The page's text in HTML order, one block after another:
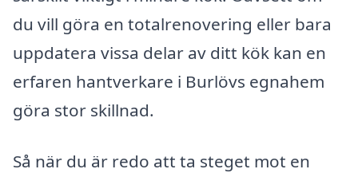
du vill göra en totalrenovering eller bara
uppdatera vissa delar av ditt kök kan en
erfaren hantverkare i Burlövs egnahem
göra stor skillnad.
Så när du är redo att ta steget mot en